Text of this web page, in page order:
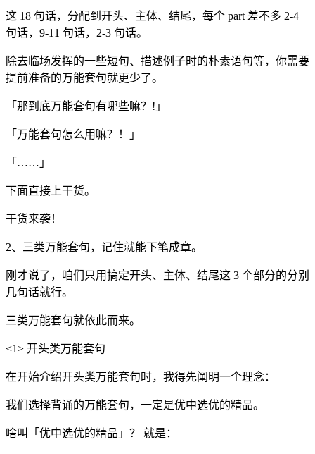
这 18 句话，分配到开头、主体、结尾，每个 part 差不多 2-4
句话，9-11 句话，2-3 句话。
除去临场发挥的一些短句、描述例子时的朴素语句等，你需要
提前准备的万能套句就更少了。
「那到底万能套句有哪些嘛？!」
「万能套句怎么用嘛？！」
「……」
下面直接上干货。
干货来袭！
2、三类万能套句，记住就能下笔成章。
刚才说了，咱们只用搞定开头、主体、结尾这 3 个部分的分别
几句话就行。
三类万能套句就依此而来。
<1> 开头类万能套句
在开始介绍开头类万能套句时，我得先阐明一个理念：
我们选择背诵的万能套句，一定是优中选优的精品。
啥叫「优中选优的精品」？ 就是：